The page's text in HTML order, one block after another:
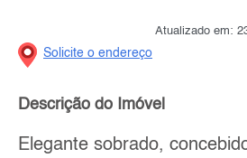
Atualizado em:
Solicite o endereço
Descrição do Imóvel
Elegante sobrado,